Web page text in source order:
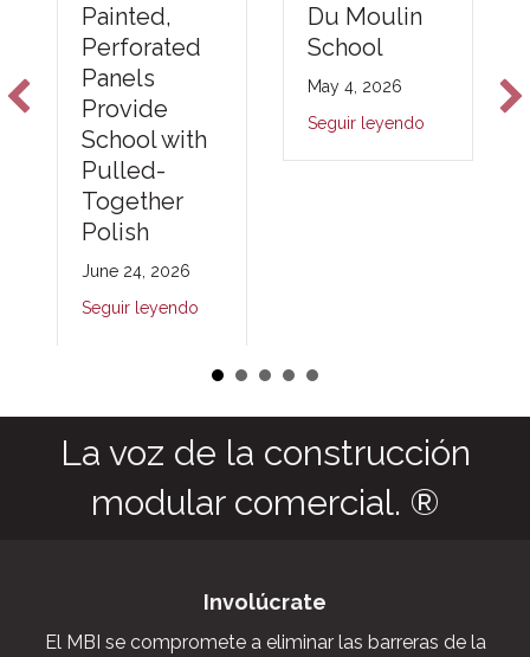
Painted,
Perforated
Panels
Provide
School with
Pulled-
Together
Polish
June 24, 2026
Seguir leyendo
Du Moulin
School
May 4, 2026
Seguir leyendo
La voz de la construcción
modular comercial. ®
Involúcrate
El MBI se compromete a eliminar las barreras de la